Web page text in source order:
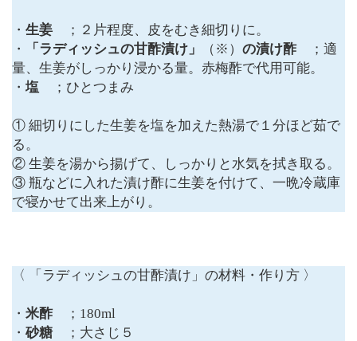
・ 生姜 ；２片程度、皮をむき細切りに。
・
「ラディッシュの甘酢漬け」 （※） の漬け酢；適
量、生姜がしっかり浸かる量。赤梅酢で代用可能。
・ 塩 ；ひとつまみ
① 細切りにした生姜を塩を加えた熱湯で１分ほど茹で
る。
② 生姜を湯から揚げて、しっかりと水気を拭き取る。
③ 瓶などに入れた漬け酢に生姜を付けて、一晩冷蔵庫
で寝かせて出来上がり。
〈 「ラディッシュの甘酢漬け」の材料・作り方 〉
・ 米酢；180ml
・ 砂糖；大さじ５